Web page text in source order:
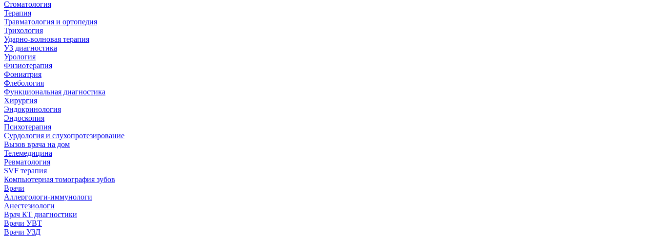
Стоматология
Терапия
Травматология и ортопедия
Трихология
Ударно-волновая терапия
УЗ диагностика
Урология
Физиотерапия
Фониатрия
Флебология
Функциональная диагностика
Хирургия
Эндокринология
Эндоскопия
Психотерапия
Сурдология и слухопротезирование
Вызов врача на дом
Телемедицина
Ревматология
SVF терапия
Компьютерная томография зубов
Врачи
Аллергологи-иммунологи
Анестезиологи
Врач КТ диагностики
Врачи УВТ
Врачи УЗД